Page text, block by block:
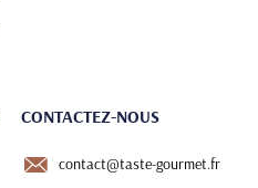
CONTACTEZ-NOUS
contact@taste-gourmet.fr